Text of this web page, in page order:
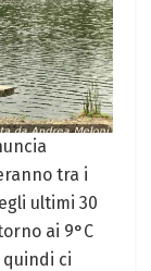
tra i
ultimi 30
ai ‍9°C
quindi ci​